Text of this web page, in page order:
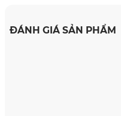
ĐÁNH GIÁ SẢN PHẨM